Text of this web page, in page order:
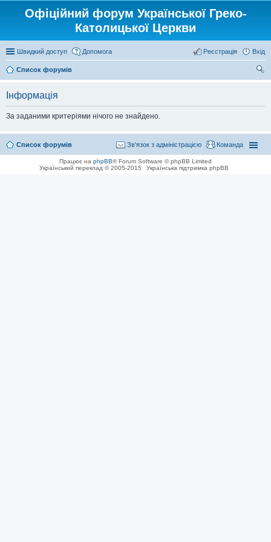
Офіційний форум Української Греко-
Католицької Церкви
Швидкий доступ Допомога Вхід
Реєстрація
Список форумів
Інформація
За заданими критеріями нічого не знайдено.
Список форумів Команда
Зв'язок з адміністрацією
Працює на phpBB® Forum Software © phpBB Limited
Український переклад © 2005-2015
Українська підтримка phpBB